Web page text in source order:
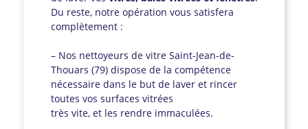
Du reste, notre opération vous satisfera
complètement :
– Nos nettoyeurs de vitre Saint-Jean-de-
Thouars (79) dispose de la compétence
nécessaire dans le but de laver et rincer
toutes vos surfaces vitrées
très vite, et les rendre immaculées.